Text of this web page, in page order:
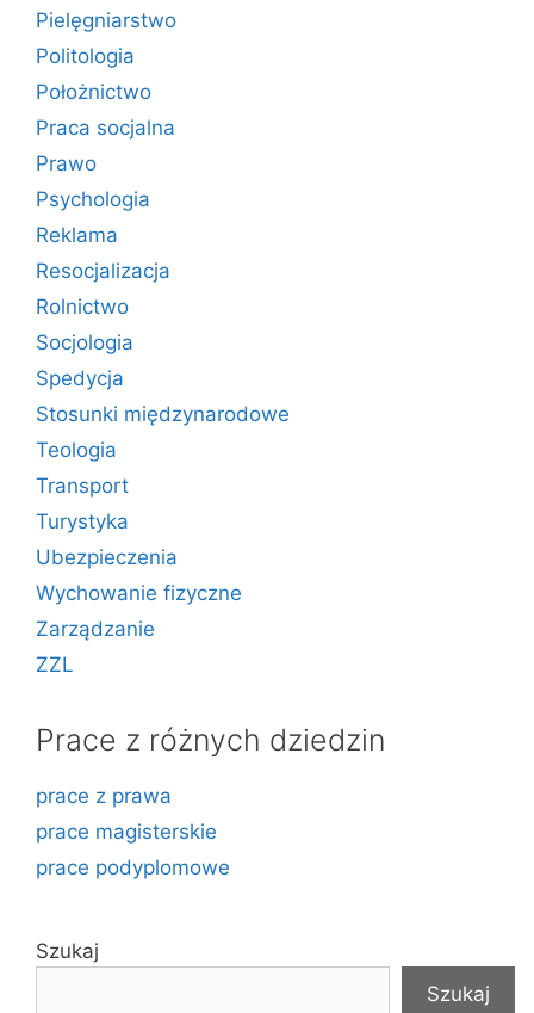
Pielęgniarstwo
Politologia
Położnictwo
Praca socjalna
Prawo
Psychologia
Reklama
Resocjalizacja
Rolnictwo
Socjologia
Spedycja
Stosunki międzynarodowe
Teologia
Transport
Turystyka
Ubezpieczenia
Wychowanie fizyczne
Zarządzanie
ZZL
Prace z różnych dziedzin
prace z prawa
prace magisterskie
prace podyplomowe
Szukaj
Szukaj